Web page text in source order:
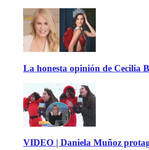
La honesta opinión de Cecilia
VIDEO | Daniela Muñoz